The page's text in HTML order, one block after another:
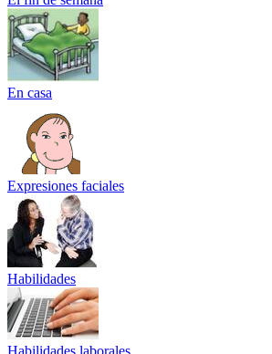
En casa
Expresiones faciales
Habilidades
Habilidades laborales